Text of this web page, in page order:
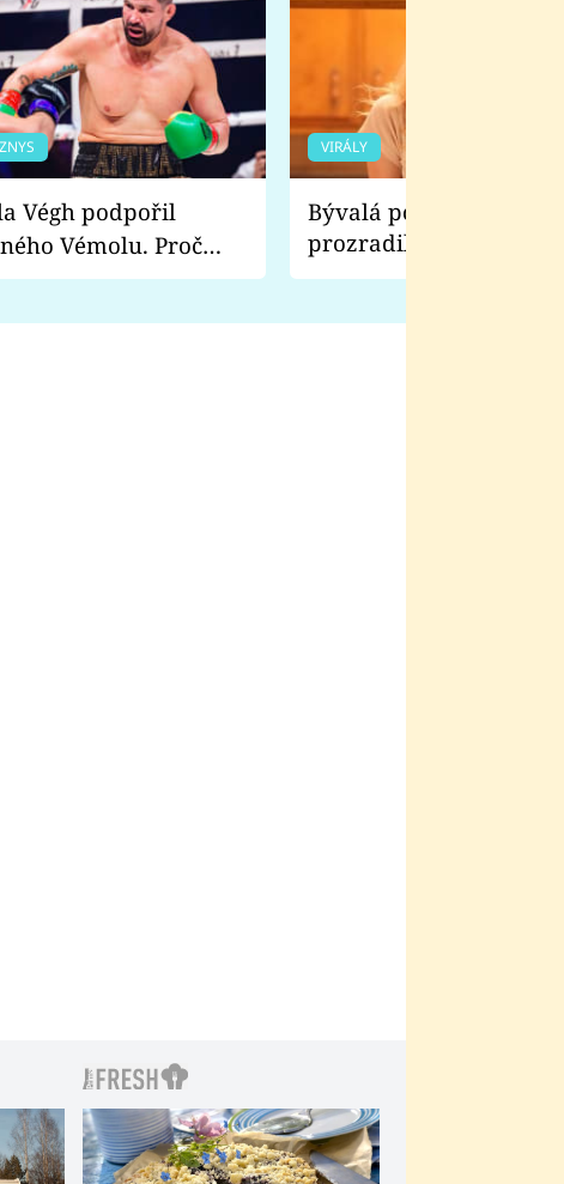
Vémolu. Proč
zápasit s ním než
VIRÁLY
Bývalá pornoherečka
prozradila, co ji
natáčení Euforie.